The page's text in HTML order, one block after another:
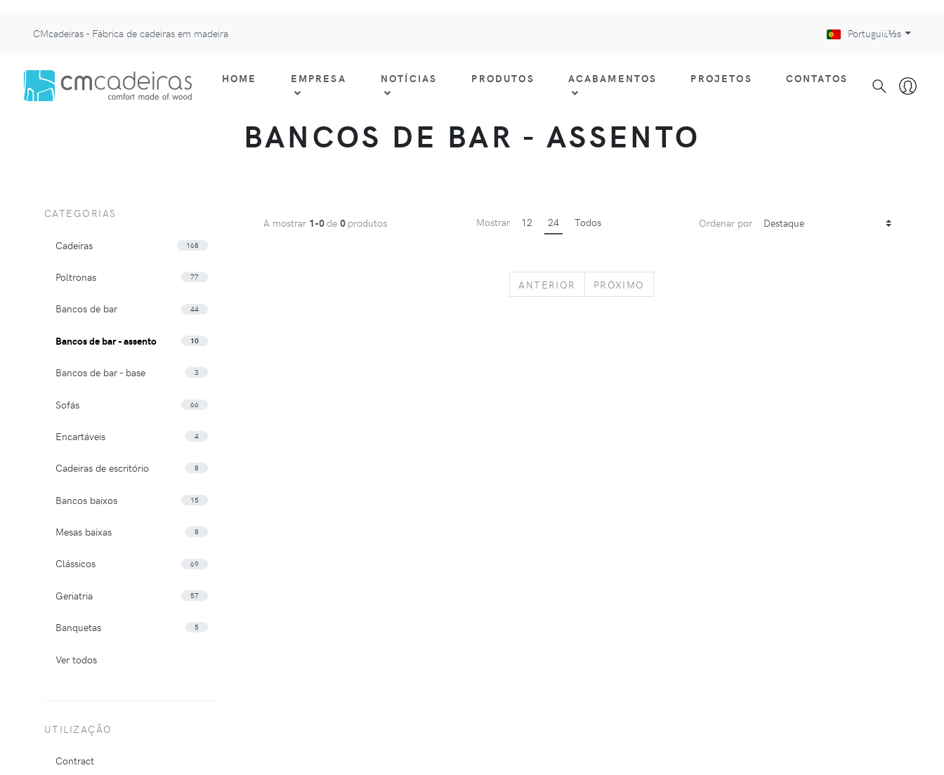
CMcadeiras - Fábrica de cadeiras em madeira Portuguï¿½s
HOME EMPRESA NOTÍCIAS PRODUTOS ACABAMENTOS PROJETOS CONTATOS
BANCOS DE BAR - ASSENTO
A mostrar 1-0de 0 produtos Mostrar 12 24 Todos Ordenar por
ANTERIOR PREVIOUS
PRÓXIMO
CATEGORIAS
Cadeiras 168
Poltronas 77
Bancos de bar 44
Bancos de bar - assento 10
Bancos de bar - base 3
Sofás 66
Encartáveis 4
Cadeiras de escritório 8
Bancos baixos 15
Mesas baixas 8
Clássicos 69
Geriatria 57
Banquetas 5
Ver todos
UTILIZAÇÃO
Contract